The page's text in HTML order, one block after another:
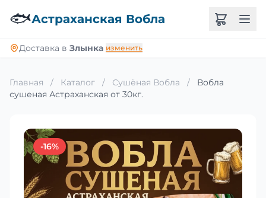
🐟Астраханская Вобла
Доставка в Злынка изменить
Главная / Каталог / Сушёная Вобла /
Вобла
сушеная Астраханская от 30кг.
-16%